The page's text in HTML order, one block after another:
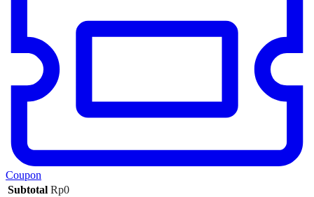
Coupon
Subtotal Rp0